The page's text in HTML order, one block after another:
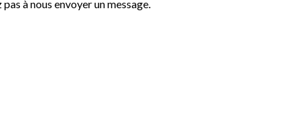
à nous envoyer un message.